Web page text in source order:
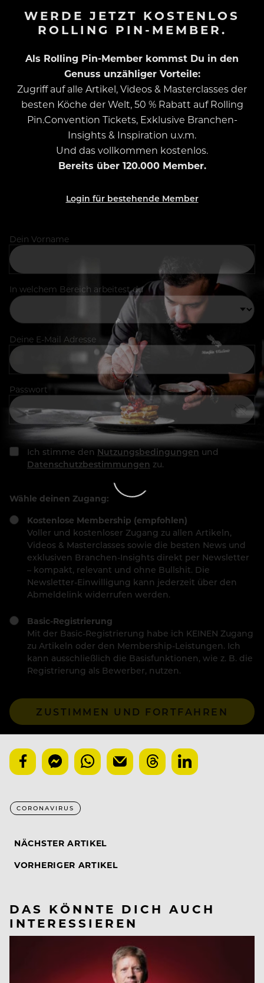
WERDE JETZT KOSTENLOS
ROLLING PIN-MEMBER.
Als Rolling Pin-Member kommst Du in den
Genuss unzähliger Vorteile:
Zugriff auf alle Artikel, Videos & Masterclasses der
besten Köche der Welt, 50 % Rabatt auf Rolling
Pin.Convention Tickets, Exklusive Branchen-
Insights & Inspiration u.v.m.
Und das vollkommen kostenlos.
Bereits über 120.000 Member.
Login für bestehende Member
Dein Vorname
In welchem Bereich arbeitest du
Deine E-Mail Adresse
Passwort
Ich stimme den Nutzungsbedingungen und
Datenschutzbestimmungen zu.
Wähle deinen Zugang:
Kostenlose Membership (empfohlen)
Voller und kostenloser Zugang zu allen Artikeln,
Videos & Masterclasses sowie die besten News und
exklusiven Branchen-Insights direkt per Newsletter
– kompakt, relevant und ohne Bullshit. Die
Newsletter-Einwilligung kann jederzeit über den
Abmeldelink widerrufen werden.
Basic-Registrierung
Mit der Basic-Registrierung habe ich KEINEN Zugang
zu Artikeln oder den Membership-Leistungen. Ich
kann ausschließlich die Basisfunktionen, wie z. B. die
Registrierung als Bewerber, nutzen.
ZUSTIMMEN UND FORTFAHREN
CORONAVIRUS
NÄCHSTER ARTIKEL
VORHERIGER ARTIKEL
DAS KÖNNTE DICH AUCH
INTERESSIEREN